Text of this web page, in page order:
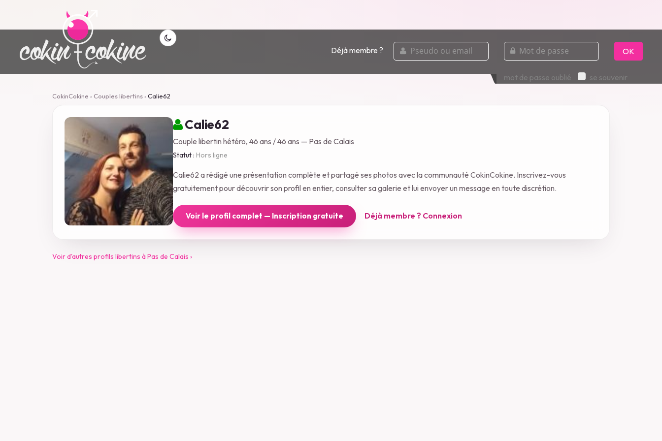
Déjà membre ?
pseudo
ou
email
mot
de
passe
OK
mot de passe oublié se souvenir
CokinCokine › Couples libertins› Calie62
Calie62
Couple libertin hétéro, 46 ans / 46 ans — Pas de Calais
Statut : Hors ligne
Calie62 a rédigé une présentation complète et partagé ses photos avec la communauté CokinCokine. Inscrivez-vous
gratuitement pour découvrir son profil en entier, consulter sa galerie et lui envoyer un message en toute discrétion.
Voir le profil complet — Inscription gratuite Déjà membre ? Connexion
Voir d'autres profils libertins à Pas de Calais ›